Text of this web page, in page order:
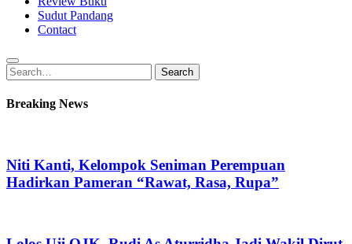
Sudut Pandang
Contact
Search
for:
Search
Breaking News
Niti Kanti, Kelompok Seniman Perempuan
Hadirkan Pameran “Rawat, Rasa, Rupa”